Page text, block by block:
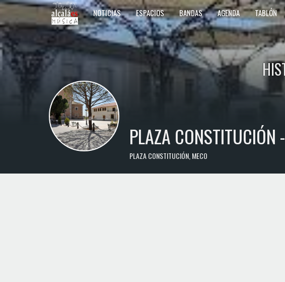
NOTICIAS ESPACIOS BANDAS AGENDA TABLÓN
PLAZA CONSTITUCIÓN
PLAZA CONSTITUCIÓN, MECO